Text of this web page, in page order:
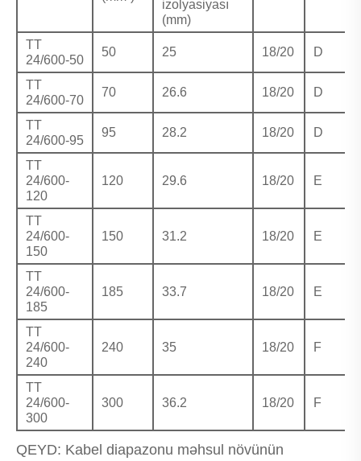
izolyasiyası
(mm)
TT
24/600-50
50 25 18/20 D
TT
24/600-70
70 26.6 18/20 D
TT
24/600-95
95 28.2 18/20 D
TT
24/600-
120
120 29.6 18/20 E
TT
24/600-
150
150 31.2 18/20 E
TT
24/600-
185
185 33.7 18/20 E
TT
24/600-
240
240 35 18/20 F
TT
24/600-
300
300 36.2 18/20 F
QEYD: Kabel diapazonu məhsul növünün